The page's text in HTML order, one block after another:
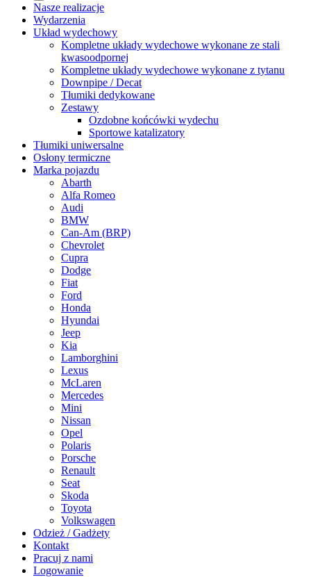
Nasze realizacje
Wydarzenia
Układ wydechowy
Kompletne układy wydechowe wykonane ze stali
kwasoodpornej
Kompletne układy wydechowe wykonane z tytanu
Downpipe / Decat
Tłumiki dedykowane
Zestawy
Ozdobne końcówki wydechu
Sportowe katalizatory
Tłumiki uniwersalne
Osłony termiczne
Marka pojazdu
Abarth
Alfa Romeo
Audi
BMW
Can-Am (BRP)
Chevrolet
Cupra
Dodge
Fiat
Ford
Honda
Hyundai
Jeep
Kia
Lamborghini
Lexus
McLaren
Mercedes
Mini
Nissan
Opel
Polaris
Porsche
Renault
Seat
Skoda
Toyota
Volkswagen
Odzież / Gadżety
Kontakt
Pracuj z nami
Logowanie